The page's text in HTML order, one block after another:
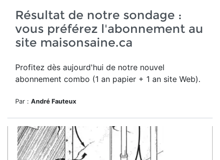
Résultat de notre sondage :
vous préférez l'abonnement au
site maisonsaine.ca
Profitez dès aujourd'hui de notre nouvel
abonnement combo (1 an papier + 1 an site Web).
Par : André Fauteux